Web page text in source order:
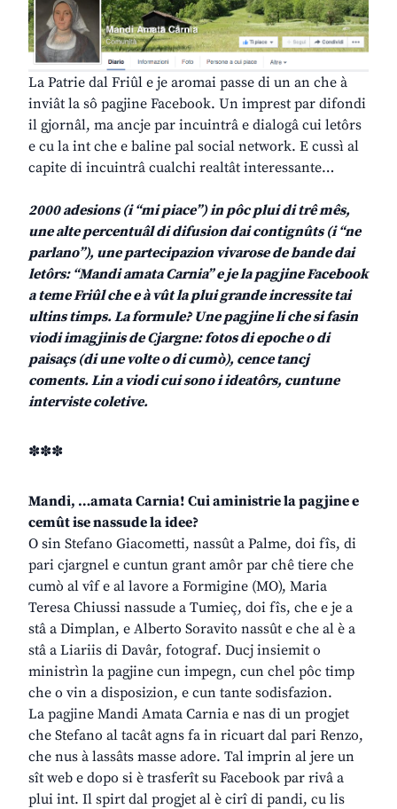
La Patrie dal Friûl e je aromai passe di un an che à
inviât la sô pagjine Facebook. Un imprest par difondi
il gjornâl, ma ancje par incuintrâ e dialogâ cui letôrs
e cu la int che e baline pal social network. E cussì al
capite di incuintrâ cualchi realtât interessante…
2000 adesions (i “mi piace”) in pôc plui di trê mês,
une alte percentuâl di difusion dai contignûts (i “ne
parlano”), une partecipazion vivarose de bande dai
letôrs: “Mandi amata Carnia” e je la pagjine Facebook
a teme Friûl che e à vût la plui grande incressite tai
ultins timps. La formule? Une pagjine li che si fasin
viodi imagjinis de Cjargne: fotos di epoche o di
paisaçs (di une volte o di cumò), cence tancj
coments. Lin a viodi cui sono i ideatôrs, cuntune
interviste coletive.
✽✽✽
Mandi, …amata Carnia! Cui aministrie la pagjine e
cemût ise nassude la idee?
O sin Stefano Giacometti, nassût a Palme, doi fîs, di
pari cjargnel e cuntun grant amôr par chê tiere che
cumò al vîf e al lavore a Formigine (MO), Maria
Teresa Chiussi nassude a Tumieç, doi fîs, che e je a
stâ a Dimplan, e Alberto Soravito nassût e che al è a
stâ a Liariis di Davâr, fotograf. Ducj insiemit o
ministrìn la pagjine cun impegn, cun chel pôc timp
che o vin a disposizion, e cun tante sodisfazion.
La pagjine Mandi Amata Carnia e nas di un progjet
che Stefano al tacât agns fa in ricuart dal pari Renzo,
che nus à lassâts masse adore. Tal imprin al jere un
sît web e dopo si è trasferît su Facebook par rivâ a
plui int. Il spirt dal progjet al è cirî di pandi, cu lis